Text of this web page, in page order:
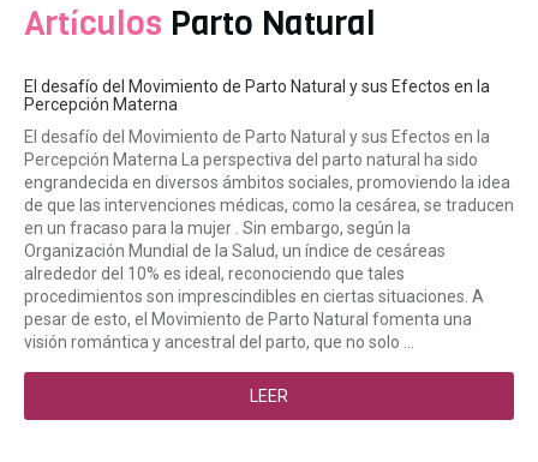
Artículos Parto Natural
El desafío del Movimiento de Parto Natural y sus Efectos en la
Percepción Materna
El desafío del Movimiento de Parto Natural y sus Efectos en la
Percepción Materna La perspectiva del parto natural ha sido
engrandecida en diversos ámbitos sociales, promoviendo la idea
de que las intervenciones médicas, como la cesárea, se traducen
en un fracaso para la mujer . Sin embargo, según la
Organización Mundial de la Salud, un índice de cesáreas
alrededor del 10% es ideal, reconociendo que tales
procedimientos son imprescindibles en ciertas situaciones. A
pesar de esto, el Movimiento de Parto Natural fomenta una
visión romántica y ancestral del parto, que no solo ...
LEER